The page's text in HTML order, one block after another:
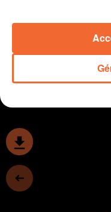
La clôture ce week-
" Artistes dans la
0:00